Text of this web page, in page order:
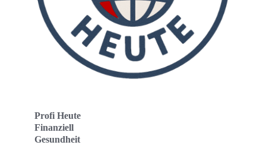
Profi Heute
Finanziell
Gesundheit